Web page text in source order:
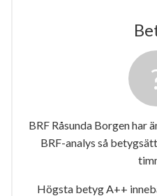
BRF Råsunda Borgen har
BRF-analys så
Högsta betyg A++